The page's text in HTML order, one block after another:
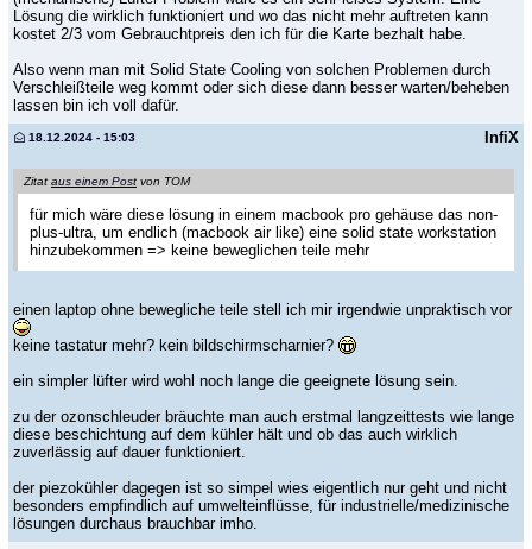
Lösung die wirklich funktioniert und wo das nicht mehr auftreten kann
kostet 2/3 vom Gebrauchtpreis den ich für die Karte bezhalt habe.
Also wenn man mit Solid State Cooling von solchen Problemen durch
Verschleißteile weg kommt oder sich diese dann besser warten/beheben
lassen bin ich voll dafür.
InfiX
18.12.2024 - 15:03
Zitat aus einem Post von TOM
für mich wäre diese lösung in einem macbook pro gehäuse das non-
plus-ultra, um endlich (macbook air like) eine solid state workstation
hinzubekommen => keine beweglichen teile mehr
einen laptop ohne bewegliche teile stell ich mir irgendwie unpraktisch vor
keine tastatur mehr? kein bildschirmscharnier?
ein simpler lüfter wird wohl noch lange die geeignete lösung sein.
zu der ozonschleuder bräuchte man auch erstmal langzeittests wie lange
diese beschichtung auf dem kühler hält und ob das auch wirklich
zuverlässig auf dauer funktioniert.
der piezokühler dagegen ist so simpel wies eigentlich nur geht und nicht
besonders empfindlich auf umwelteinflüsse, für industrielle/medizinische
lösungen durchaus brauchbar imho.